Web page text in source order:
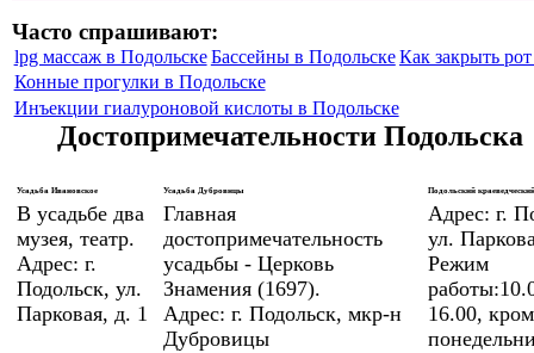
Часто спрашивают:
lpg массаж в Подольске Бассейны в ПодольскеКак закрыть
Конные прогулки в Подольске
Инъекции гиалуроновой кислоты в Подольске
Достопримечательности Подольска
Усадьба Ивановское
В усадьбе два
музея, театр.
Адрес: г.
Подольск, ул.
Парковая, д. 1
Усадьба Дубровицы
Главная
достопримечательность
усадьбы - Церковь
Знамения (1697).
Адрес: г. Подольск, мкр-н
Дубровицы
Подольский
Адрес: г.
ул.
Режим
16.00,